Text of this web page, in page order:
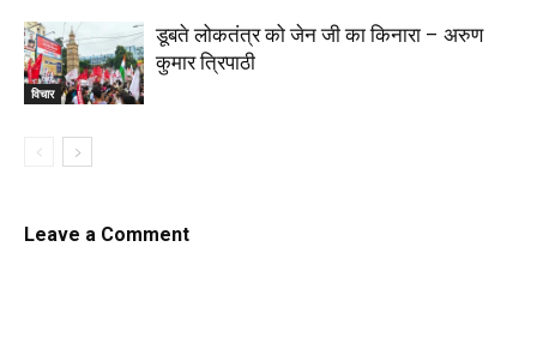
विचार
डूबते लोकतंत्र को जेन जी का किनारा – अरुण
कुमार त्रिपाठी
Leave a Comment